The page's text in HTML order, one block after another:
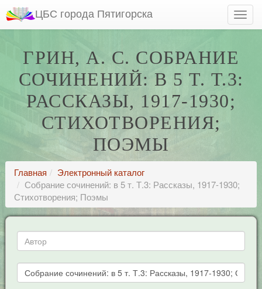
ЦБС города Пятигорска
ГРИН, А. С. СОБРАНИЕ
СОЧИНЕНИЙ: В 5 Т. Т.3:
РАССКАЗЫ, 1917-1930;
СТИХОТВОРЕНИЯ;
ПОЭМЫ
Главная
Электронный каталог
Собрание сочинений: в 5 т. Т.3: Рассказы, 1917-1930;
Стихотворения; Поэмы